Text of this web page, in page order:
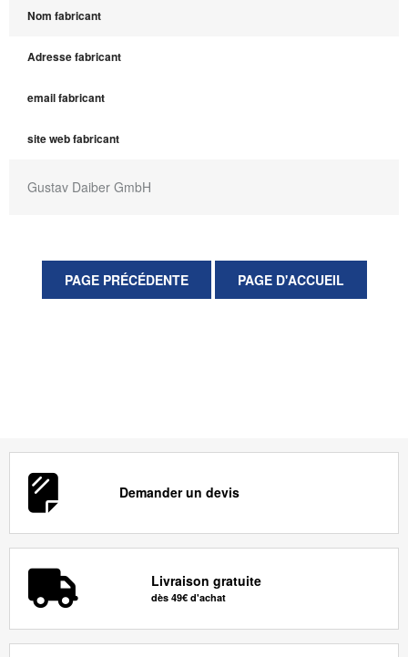
Nom fabricant
Adresse fabricant
email fabricant
site web fabricant
Gustav Daiber GmbH
Demander un devis
Livraison gratuite
dès 49€ d'achat